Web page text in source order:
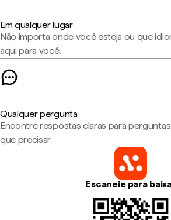
Em qualquer lugar
Não importa onde você esteja ou que
aqui para você.
Qualquer pergunta
Encontre respostas claras para
que precisar.
Escaneie para